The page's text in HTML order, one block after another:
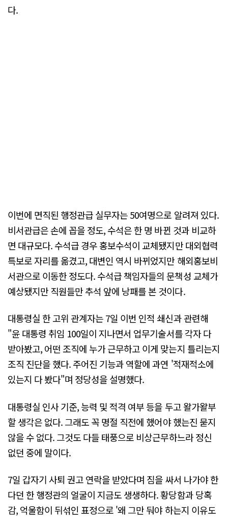
다.
이번에 면직된 행정관급 실무자는 50여명으로 알려져 있다.
비서관급은 손에 꼽을 정도, 수석은 한 명 바뀐 것과 비교하
면 대규모다. 수석급 경우 홍보수석이 교체됐지만 대외협력
특보로 자리를 옮겼고, 대변인 역시 바뀌었지만 해외홍보비
서관으로 이동한 정도다. 수석급 책임자들의 문책성 교체가
예상됐지만 직원들만 추석 앞에 낭패를 본 것이다.
대통령실 한 고위 관계자는 7일 이번 인적 쇄신과 관련해
"윤 대통령 취임 100일이 지나면서 업무기술서를 각자 다
받아봤고, 어떤 조직에 누가 근무하고 이게 맞는지 틀리는지
조직 진단을 했다. 주어진 기능과 역할에 과연 '적재적소에
있는지 다 봤다"며 정당성을 설명했다.
대통령실 인사 기준, 능력 및 적격 여부 등을 두고 왈가왈부
할 생각은 없다. 그래도 꼭 명절 직전에 했어야 했는진 묻지
않을 수 없다. 그것도 다들 태풍으로 비상근무하느라 정신
없던 중에 말이다.
7일 갑자기 사퇴 권고 연락을 받았다며 짐을 싸서 나가야 한
다던 한 행정관의 얼굴이 지금도 생생하다. 황당함과 당혹
감, 억울함이 뒤섞인 표정으로 '왜 그만 둬야 하는지 이유도